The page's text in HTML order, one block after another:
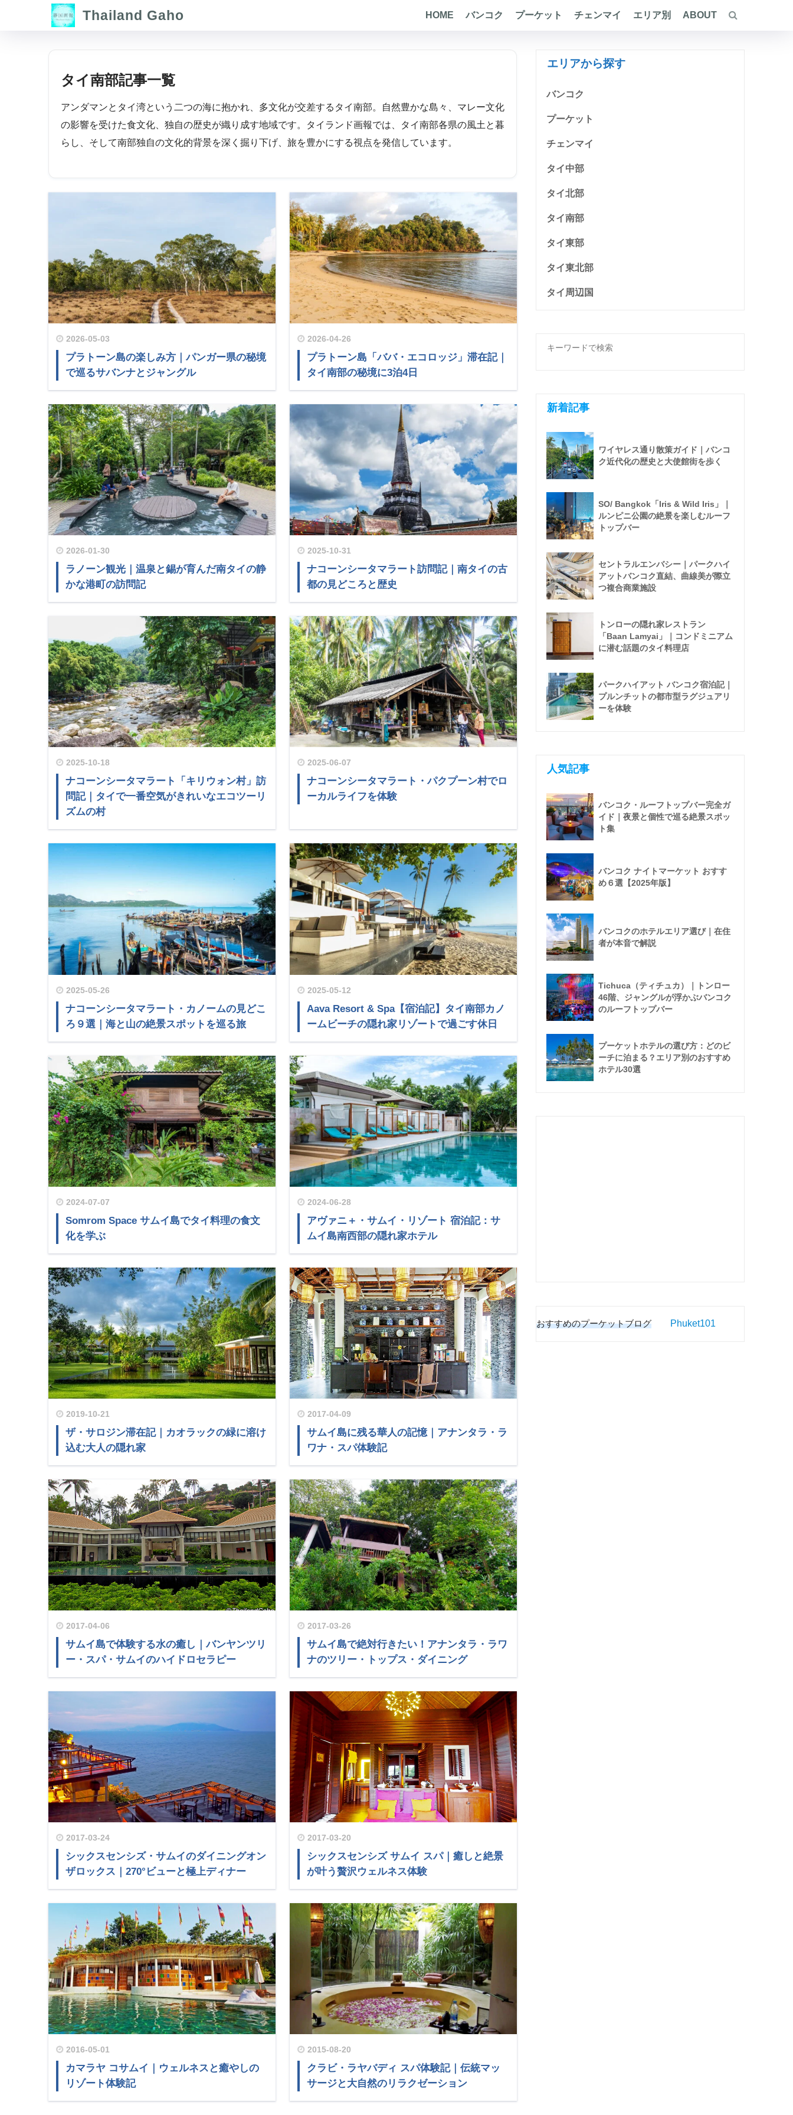
Thailand Gaho HOME バンコク プーケット チェンマイ エリア別 ABOUT
タイ南部記事一覧
アンダマンとタイ湾という二つの海に抱かれ、多文化が交差するタイ南部。自然豊かな島々、マレー文化
の影響を受けた食文化、独自の歴史が織り成す地域です。タイランド画報では、タイ南部各県の風土と暮
らし、そして南部独自の文化的背景を深く掘り下げ、旅を豊かにする視点を発信しています。
2026-05-03
プラトーン島の楽しみ方｜パンガー県の秘境
で巡るサバンナとジャングル
2026-04-26
プラトーン島「ババ・エコロッジ」滞在記｜
タイ南部の秘境に3泊4日
2026-01-30
ラノーン観光｜温泉と錫が育んだ南タイの静
かな港町の訪問記
2025-10-31
ナコーンシータマラート訪問記｜南タイの古
都の見どころと歴史
2025-10-18
ナコーンシータマラート「キリウォン村」訪
問記｜タイで一番空気がきれいなエコツーリ
ズムの村
2025-06-07
ナコーンシータマラート・パクプーン村でロ
ーカルライフを体験
2025-05-26
ナコーンシータマラート・カノームの見どこ
ろ９選｜海と山の絶景スポットを巡る旅
2025-05-12
Aava Resort & Spa【宿泊記】タイ南部カノ
ームビーチの隠れ家リゾートで過ごす休日
2024-07-07
Somrom Space サムイ島でタイ料理の食文
化を学ぶ
2024-06-28
アヴァニ＋・サムイ・リゾート 宿泊記：サ
ムイ島南西部の隠れ家ホテル
2019-10-21
ザ・サロジン滞在記｜カオラックの緑に溶け
込む大人の隠れ家
2017-04-09
サムイ島に残る華人の記憶｜アナンタラ・ラ
ワナ・スパ体験記
2017-04-06
サムイ島で体験する水の癒し｜バンヤンツリ
ー・スパ・サムイのハイドロセラピー
2017-03-26
サムイ島で絶対行きたい！アナンタラ・ラワ
ナのツリー・トップス・ダイニング
2017-03-24
シックスセンシズ・サムイのダイニングオン
ザロックス｜270°ビューと極上ディナー
2017-03-20
シックスセンシズ サムイ スパ｜癒しと絶景
が叶う贅沢ウェルネス体験
2016-05-01
カマラヤ コサムイ｜ウェルネスと癒やしの
リゾート体験記
2015-08-20
クラビ・ラヤバディ スパ体験記｜伝統マッ
サージと大自然のリラクゼーション
エリアから探す
バンコク
プーケット
チェンマイ
タイ中部
タイ北部
タイ南部
タイ東部
タイ東北部
タイ周辺国
新着記事
ワイヤレス通り散策ガイド｜バンコ
ク近代化の歴史と大使館街を歩く
SO/ Bangkok「Iris & Wild Iris」｜
ルンピニ公園の絶景を楽しむルーフ
トップバー
セントラルエンバシー｜パークハイ
アットバンコク直結、曲線美が際立
つ複合商業施設
トンローの隠れ家レストラン
「Baan Lamyai」｜コンドミニアム
に潜む話題のタイ料理店
パークハイアット バンコク宿泊記｜
プルンチットの都市型ラグジュアリ
ーを体験
人気記事
バンコク・ルーフトップバー完全ガ
イド｜夜景と個性で巡る絶景スポッ
ト集
バンコク ナイトマーケット おすす
め６選【2025年版】
バンコクのホテルエリア選び｜在住
者が本音で解説
Tichuca（ティチュカ）｜トンロー
46階、ジャングルが浮かぶバンコク
のルーフトップバー
プーケットホテルの選び方：どのビ
ーチに泊まる？エリア別のおすすめ
ホテル30選
おすすめのプーケットブログ Phuket101